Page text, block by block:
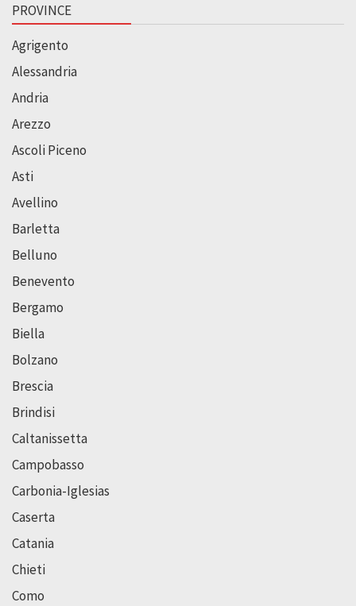
PROVINCE
Agrigento
Alessandria
Andria
Arezzo
Ascoli Piceno
Asti
Avellino
Barletta
Belluno
Benevento
Bergamo
Biella
Bolzano
Brescia
Brindisi
Caltanissetta
Campobasso
Carbonia-Iglesias
Caserta
Catania
Chieti
Como